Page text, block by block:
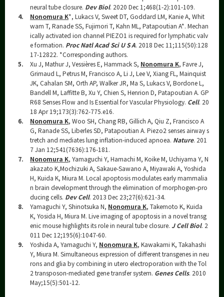
neural tube closure. Dev Biol. 2020 Dec 1;468(1-2):101-109.
4.
Nonomura K*, Lukacs V, Sweet DT, Goddard LM, Kanie A, Whit
wam T, Ranade SS, Fujimori T, Kahn ML, Patapoutian A*. Mechan
ically activated ion channel PIEZO1 is required for lymphatic valv
e formation. Proc Natl Acad Sci U S A. 2018 Dec 11;115(50):128
17-12822. *Corresponding authors.
5.
Xu J, Mathur J, Vessières E, Hammack S, Nonomura K, Favre J,
Grimaud L, Petrus M, Francisco A, Li J, Lee V, Xiang FL, Mainquist
JK, Cahalan SM, Orth AP, Walker JR, Ma S, Lukacs V, Bordone L,
Bandell M, Laffitte B, Xu Y, Chien S, Henrion D, Patapoutian A. GP
R68 Senses Flow and Is Essential for Vascular Physiology. Cell. 20
18 Apr 19;173(3):762-775.e16.
6.
Nonomura K, Woo SH, Chang RB, Gillich A, Qiu Z, Francisco A
G, Ranade SS, Liberles SD, Patapoutian A. Piezo2 senses airway s
tretch and mediates lung inflation-induced apnoea. Nature. 201
7 Jan 12;541(7636):176-181.
7.
Nonomura K, Yamaguchi Y, Hamachi M, Koike M, Uchiyama Y, N
akazato K,Mochizuki A, Sakaue-Sawano A, Miyawaki A, Yoshida
H, Kuida K, Miura M. Local apoptosis modulates early mammalia
n brain development through the elimination of morphogen-pro
ducing cells. Dev Cell. 2013 Dec 23;27(6):621-34.
8.
Yamaguchi Y, Shinotsuka N, Nonomura K, Takemoto K, Kuida
K, Yosida H, Miura M. Live imaging of apoptosis in a novel transg
enic mouse highlights its role in neural tube closure. J Cell Biol. 2
011 Dec 12;195(6):1047-60.
9.
Yoshida A, Yamaguchi Y, Nonomura K, Kawakami K, Takahashi
Y, Miura M. Simultaneous expression of different transgenes in neu
rons and glia by combining in utero electroporation with the Tol
2 transposon-mediated gene transfer system. Genes Cells. 2010
May;15(5):501-12.